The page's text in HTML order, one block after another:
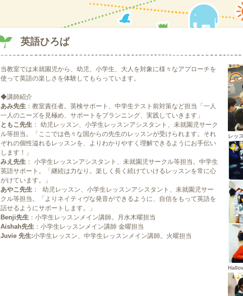
令和2年度新一年、見学ご相談受付開始しています。
放課後児童支援員さん募集中です。 夏休みに向けて短期アルバイト、パートも同時大
2018.09.10
2018.09.05
本日5日、バンブルビーは12時から開所します。 ご利用の際は事前に教室までご連
明日5日、学童は12時まで開所はありません。 施設近隣の停電、断水の復旧の目処
点検を十分に出来る時間を考えての対応とさせて頂きます。 12時以降の学童のお知
2018.07.17
学童児童募集しています。お知らせ掲示板参照。詳細はお問い合わせください。
2018.07.05
本日、警報が発令されましたがバンブルビーは開所です。
2018.06.18
本日、バンブルビー英語ひろばも休校となりました。 宜しくお願い致します。
2018.06.18
本日、地震のためバンブルビー学童は閉所とします。 英会話教室は午後に改めてお
2018.05.26
英語で楽しくアメリカンクッキング！次回は6月15日金曜日
2018.01.29
学童支援員1名募集。お問い合わせください。
2018.01.25
親子英語サークル 次回は2月14日水曜日10:00〜
英語ひろば
当教室では未就園児から、幼児、小学生、大人を対象に様々なアプローチを
使って英語の楽しさを体験してもらっています。
◆講師紹介
あみ先生 ：教室責任者。英検サポート、中学生テスト前対策など担当「一人
一人のニーズを見極め、サポートをプランニング、実践していきます」
ともこ先生 ： 幼児レッスン、小学生レッスンアシスタント、未就園児サーク
ル等担当。「ここでは色々な国からの先生のレッスンが受けられます。それ
ぞれの個性溢れるレッスンを、よりわかりやすく理解できるようにお手伝い
します！」
みえ先生 ： 小学生レッスンアシスタント、未就園児サークル等担当。中学生
英語サポート。「継続は力なり。楽しく長く続けていけるレッスンを常に心
がけています。」
あやこ先生 ： 幼児レッスン、小学生レッスンアシスタント、未就園児サー
クル等担当。「よりネイティヴな発音ができるように、自信をもって英語を
話せるようにサポートします。」
Benji先生 ：小学生レッスンメイン講師。月水木曜担当
Aishah先生 ：小学生レッスンメイン講師 金曜担当
Juvie 先生:小学生レッスン、中学生レッスンメイン講師。火曜担当
レッ